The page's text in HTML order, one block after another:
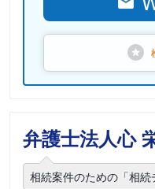
弁護士法人心
相続案件のための「相続